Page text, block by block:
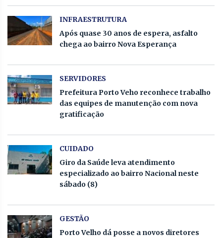
INFRAESTRUTURA
Após quase 30 anos de espera, asfalto
chega ao bairro Nova Esperança
SERVIDORES
Prefeitura Porto Veho reconhece trabalho
das equipes de manutenção com nova
gratificação
CUIDADO
Giro da Saúde leva atendimento
especializado ao bairro Nacional neste
sábado (8)
GESTÃO
Porto Velho dá posse a novos diretores